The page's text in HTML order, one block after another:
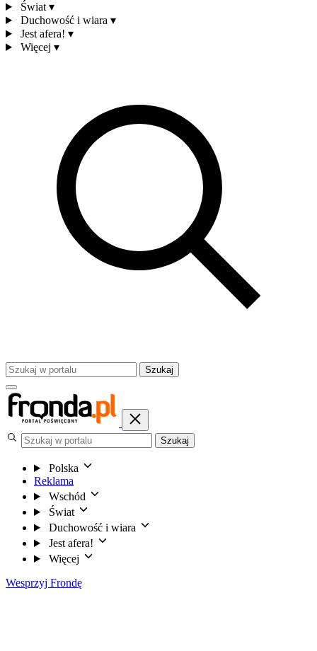
Świat ▾
Duchowość i wiara ▾
Jest afera! ▾
Więcej ▾
Szukaj
Szukaj
Polska
Reklama
Wschód
Świat
Duchowość i wiara
Jest afera!
Więcej
Wesprzyj Frondę